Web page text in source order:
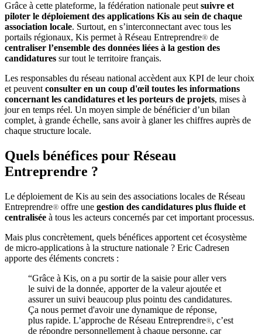
Grâce à cette plateforme, la fédération nationale peut suivre et
piloter le déploiement des applications Kis au sein de chaque
association locale. Surtout, en s’interconnectant avec tous les
portails régionaux, Kis permet à Réseau Entreprendre® de
centraliser l’ensemble des données liées à la gestion des
candidatures sur tout le territoire français.
Les responsables du réseau national accèdent aux KPI de leur choix
et peuvent consulter en un coup d'œil toutes les informations
concernant les candidatures et les porteurs de projets, mises à
jour en temps réel. Un moyen simple de bénéficier d’un bilan
complet, à grande échelle, sans avoir à glaner les chiffres auprès de
chaque structure locale.
Quels bénéfices pour Réseau
Entreprendre ?
Le déploiement de Kis au sein des associations locales de Réseau
Entreprendre® offre une gestion des candidatures plus fluide et
centralisée à tous les acteurs concernés par cet important processus.
Mais plus concrètement, quels bénéfices apportent cet écosystème
de micro-applications à la structure nationale ? Eric Cadresen
apporte des éléments concrets :
“Grâce à Kis, on a pu sortir de la saisie pour aller vers
le suivi de la donnée, apporter de la valeur ajoutée et
assurer un suivi beaucoup plus pointu des candidatures.
Ça nous permet d'avoir une dynamique de réponse,
plus rapide. L’approche de Réseau Entreprendre®, c’est
de répondre personnellement à chaque personne, car